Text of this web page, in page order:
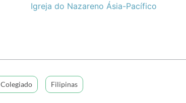
Igreja do Nazareno Ásia-Pacífico
Colegiado Filipinas